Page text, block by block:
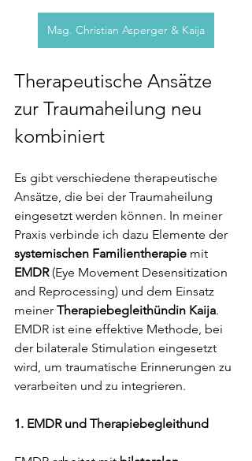
Mag. Christian Asperger & Kaija
Therapeutische Ansätze
zur Traumaheilung neu
kombiniert
Es gibt verschiedene therapeutische
Ansätze, die bei der Traumaheilung
eingesetzt werden können. In meiner
Praxis verbinde ich dazu Elemente der
systemischen Familientherapie mit
EMDR (Eye Movement Desensitization
and Reprocessing) und dem Einsatz
meiner Therapiebegleithündin Kaija.
EMDR ist eine effektive Methode, bei
der bilaterale Stimulation eingesetzt
wird, um traumatische Erinnerungen zu
verarbeiten und zu integrieren.
1. EMDR und Therapiebegleithund